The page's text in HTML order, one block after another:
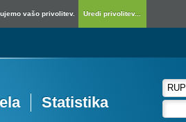
vašo privolitev. Uredi privolitev...
Statistika